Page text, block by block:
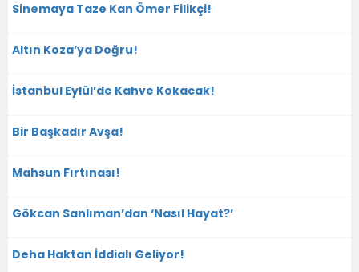
Sinemaya Taze Kan Ömer Filikçi!
Altın Koza’ya Doğru!
İstanbul Eylül’de Kahve Kokacak!
Bir Başkadır Avşa!
Mahsun Fırtınası!
Gökcan Sanlıman’dan ‘Nasıl Hayat?’
Deha Haktan İddialı Geliyor!